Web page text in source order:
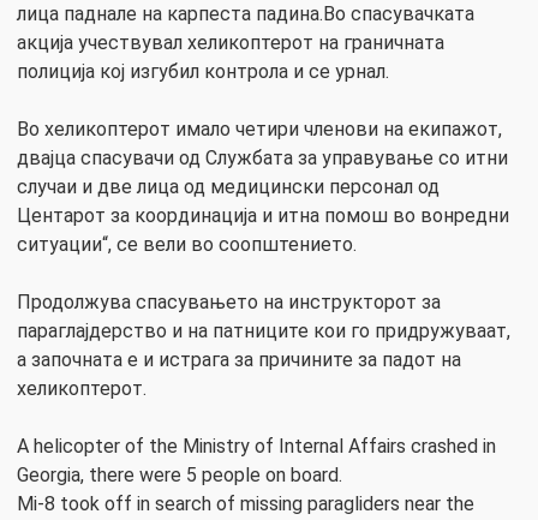
лица паднале на карпеста падина.Во спасувачката
акција учествувал хеликоптерот на граничната
полиција кој изгубил контрола и се урнал.
Во хеликоптерот имало четири членови на екипажот,
двајца спасувачи од Службата за управување со итни
случаи и две лица од медицински персонал од
Центарот за координација и итна помош во вонредни
ситуации“, се вели во соопштението.
Продолжува спасувањето на инструкторот за
параглајдерство и на патниците кои го придружуваат,
а започната е и истрага за причините за падот на
хеликоптерот.
A helicopter of the Ministry of Internal Affairs crashed in
Georgia, there were 5 people on board.
Mi-8 took off in search of missing paragliders near the